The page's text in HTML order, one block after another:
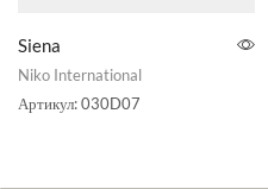
Siena
Niko International
Артикул:030D07